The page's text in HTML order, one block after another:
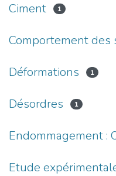
Ciment 1
Comportement des
Déformations 1
Désordres 1
Endommagement :
Etude